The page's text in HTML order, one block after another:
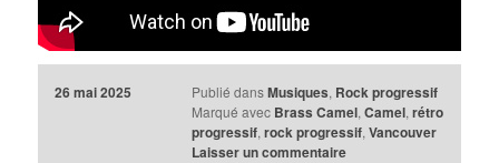
26 mai 2025 Publié dans Musiques, Rock progressif
Marqué avec Brass Camel, Camel, rétro
progressif, rock progressif, Vancouver
Laisser un commentaire